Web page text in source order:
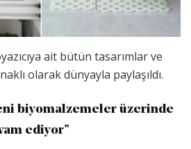
ait bütün tasarımlar ve
olarak dünyayla paylaşıldı.
biyomalzemeler üzerinde
ediyor”